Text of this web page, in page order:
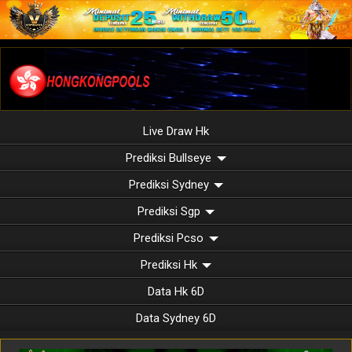
Live Draw Hk
Prediksi Bullseye
Prediksi Sydney
Prediksi Sgp
Prediksi Pcso
Prediksi Hk
Data Hk 6D
Data Sydney 6D